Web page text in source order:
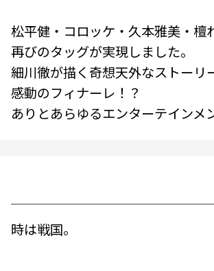
松平健・コロッケ・久本雅美・檀
再びのタッグが実現しました。
細川徹が描く奇想天外なストー
感動のフィナーレ！？
ありとあらゆるエンターテインメ
時は戦国。